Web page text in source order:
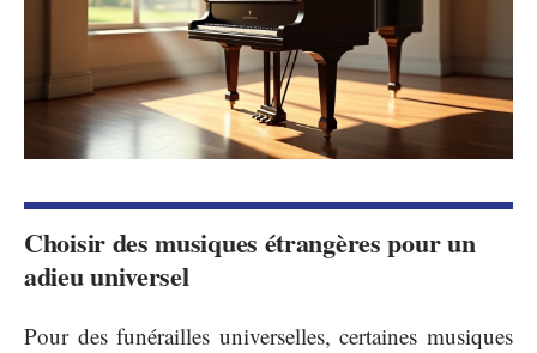
Choisir des musiques étrangères pour un
adieu universel
Pour des funérailles universelles, certaines musiques